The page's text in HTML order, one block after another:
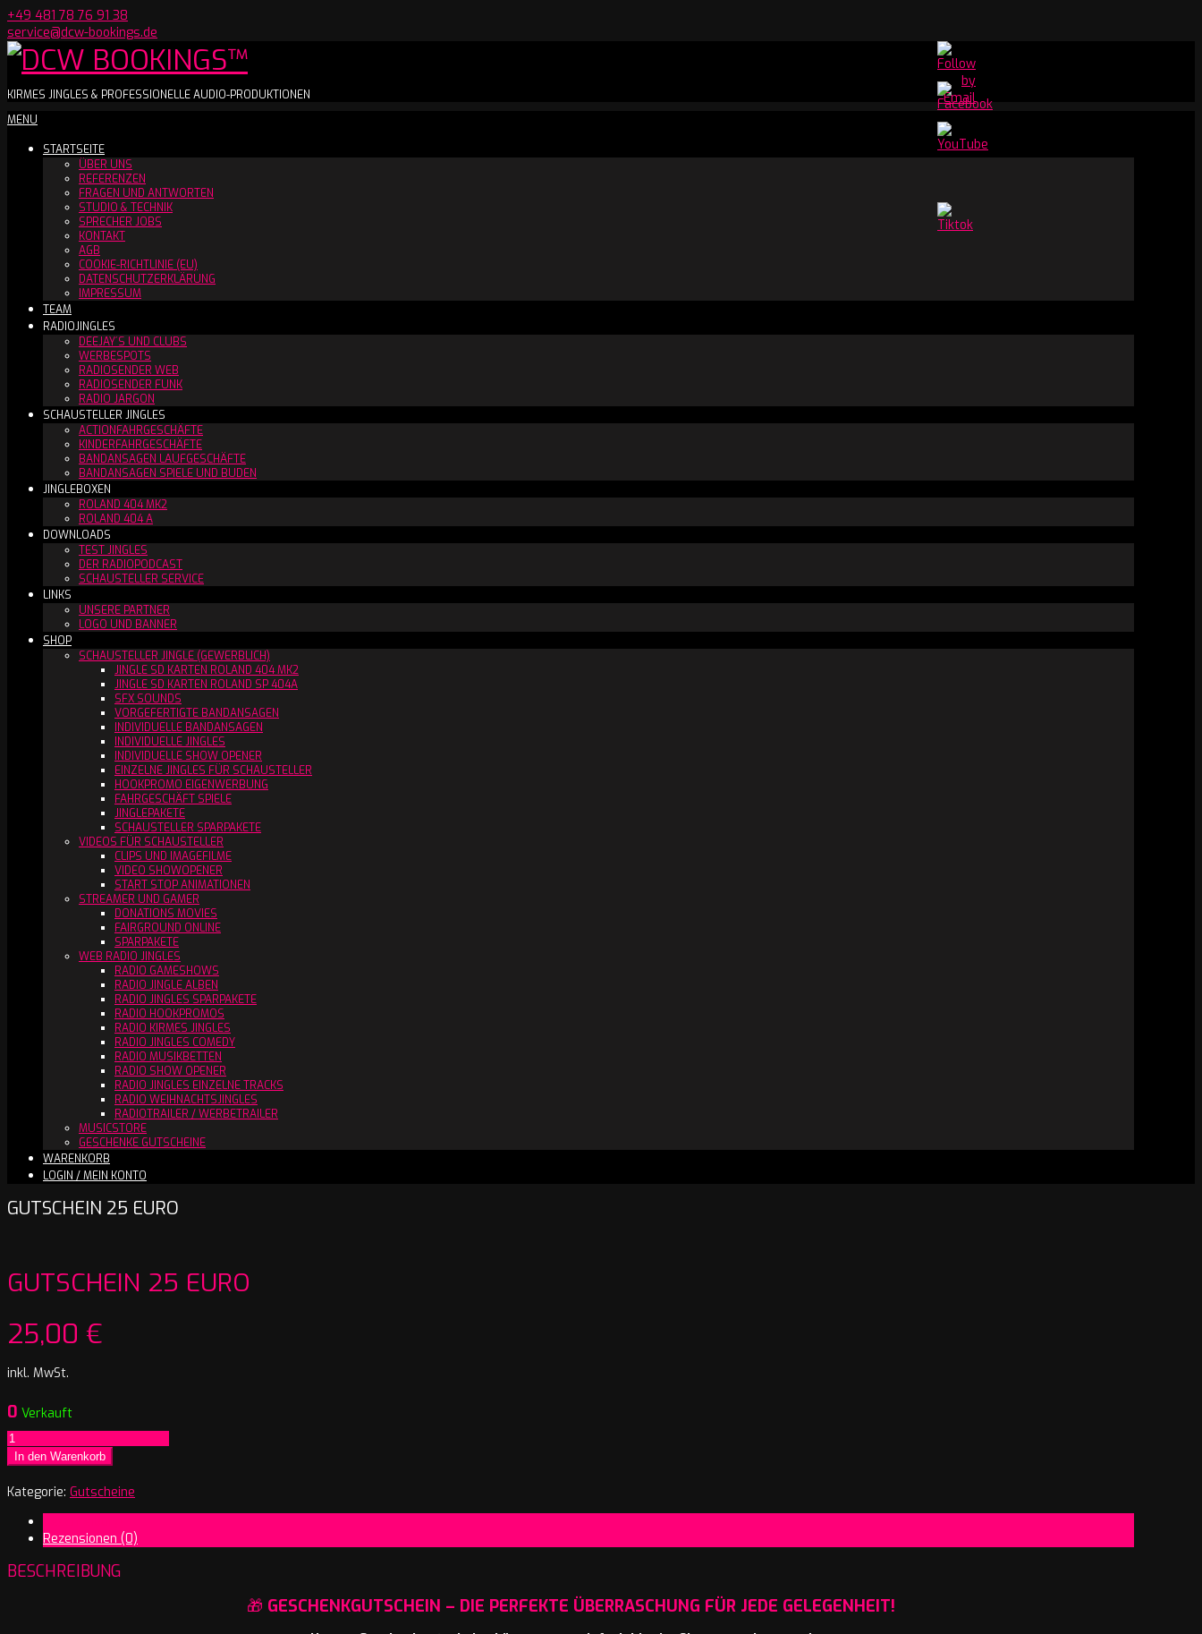
Skip
to
content
+49 481 78 76 91 38
service@dcw-bookings.de
Youtube
Channel
DCW
BOOKINGS™
KIRMES JINGLES & PROFESSIONELLE AUDIO-PRODUKTIONEN
Secondary
Menu
MENU
STARTSEITE
ÜBER UNS
REFERENZEN
FRAGEN UND ANTWORTEN
STUDIO & TECHNIK
SPRECHER JOBS
KONTAKT
AGB
COOKIE-RICHTLINIE (EU)
DATENSCHUTZERKLÄRUNG
IMPRESSUM
TEAM
RADIOJINGLES
DEEJAY´S UND CLUBS
WERBESPOTS
RADIOSENDER WEB
RADIOSENDER FUNK
RADIO JARGON
SCHAUSTELLER JINGLES
ACTIONFAHRGESCHÄFTE
KINDERFAHRGESCHÄFTE
BANDANSAGEN LAUFGESCHÄFTE
BANDANSAGEN SPIELE UND BUDEN
JINGLEBOXEN
ROLAND 404 MK2
ROLAND 404 A
DOWNLOADS
TEST JINGLES
DER RADIOPODCAST
SCHAUSTELLER SERVICE
LINKS
UNSERE PARTNER
LOGO UND BANNER
SHOP
SCHAUSTELLER JINGLE (GEWERBLICH)
JINGLE SD KARTEN ROLAND 404 MK2
JINGLE SD KARTEN ROLAND SP 404A
SFX SOUNDS
VORGEFERTIGTE BANDANSAGEN
INDIVIDUELLE BANDANSAGEN
INDIVIDUELLE JINGLES
INDIVIDUELLE SHOW OPENER
EINZELNE JINGLES FÜR SCHAUSTELLER
HOOKPROMO EIGENWERBUNG
FAHRGESCHÄFT SPIELE
JINGLEPAKETE
SCHAUSTELLER SPARPAKETE
VIDEOS FÜR SCHAUSTELLER
CLIPS UND IMAGEFILME
VIDEO SHOWOPENER
START STOP ANIMATIONEN
STREAMER UND GAMER
DONATIONS MOVIES
FAIRGROUND ONLINE
SPARPAKETE
WEB RADIO JINGLES
RADIO GAMESHOWS
RADIO JINGLE ALBEN
RADIO JINGLES SPARPAKETE
RADIO HOOKPROMOS
RADIO KIRMES JINGLES
RADIO JINGLES COMEDY
RADIO MUSIKBETTEN
RADIO SHOW OPENER
RADIO JINGLES EINZELNE TRACKS
RADIO WEIHNACHTSJINGLES
RADIOTRAILER / WERBETRAILER
MUSICSTORE
GESCHENKE GUTSCHEINE
WARENKORB
LOGIN / MEIN KONTO
GUTSCHEIN 25 EURO
GUTSCHEIN 25 EURO
25,00 €
inkl. MwSt.
0 Verkauft
Gutschein
25
Euro
Menge
In den Warenkorb
Kategorie: Gutscheine
Rezensionen (0)
BESCHREIBUNG
🎁 GESCHENKGUTSCHEIN – DIE PERFEKTE ÜBERRASCHUNG FÜR JEDE GELEGENHEIT!